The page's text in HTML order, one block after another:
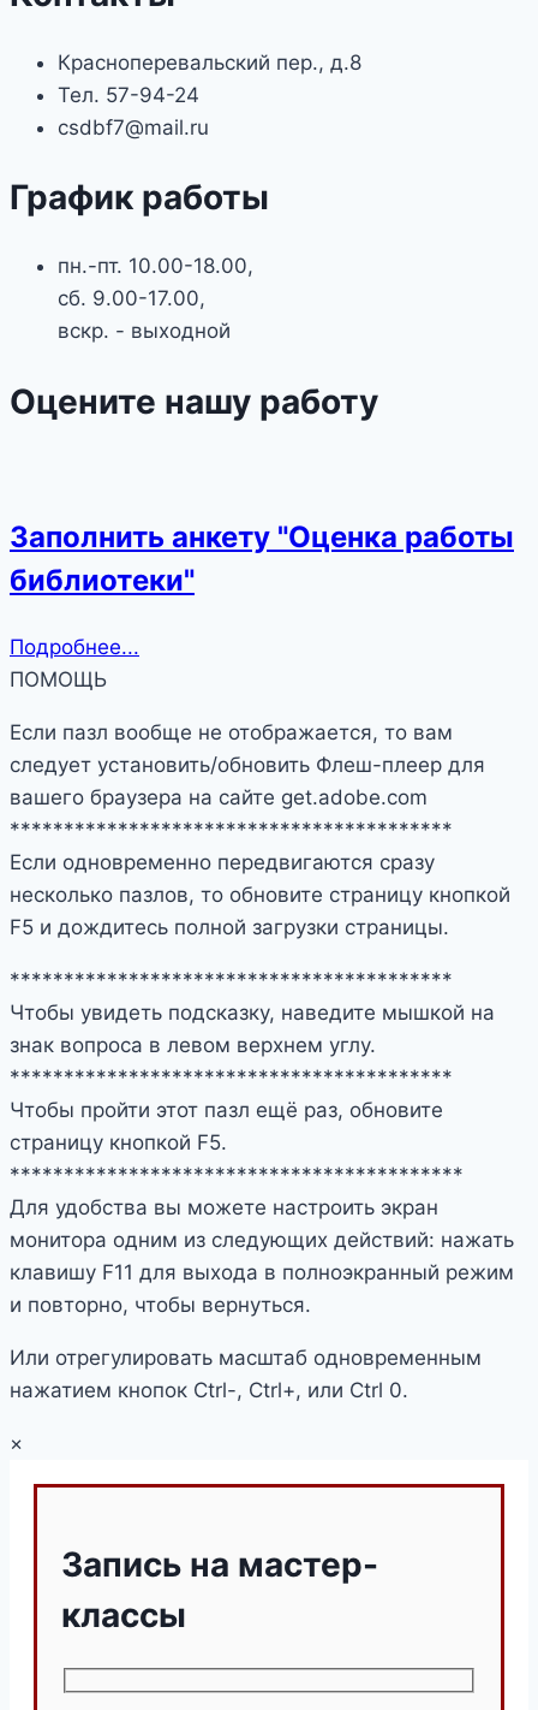
Красноперевальский пер., д.8
Тел. 57-94-24
csdbf7@mail.ru
График работы
пн.-пт. 10.00-18.00,
сб. 9.00-17.00,
вскр. - выходной
Оцените нашу работу
Заполнить анкету "Оценка работы
библиотеки"
Подробнее...
ПОМОЩЬ
Если пазл вообще не отображается, то вам
следует установить/обновить Флеш-плеер для
вашего браузера на сайте get.adobe.com
*****************************************
Если одновременно передвигаются сразу
несколько пазлов, то обновите страницу кнопкой
F5 и дождитесь полной загрузки страницы.
*****************************************
Чтобы увидеть подсказку, наведите мышкой на
знак вопроса в левом верхнем углу.
*****************************************
Чтобы пройти этот пазл ещё раз, обновите
страницу кнопкой F5.
******************************************
Для удобства вы можете настроить экран
монитора одним из следующих действий: нажать
клавишу F11 для выхода в полноэкранный режим
и повторно, чтобы вернуться.
Или отрегулировать масштаб одновременным
нажатием кнопок Ctrl-, Ctrl+, или Ctrl 0.
×
Запись на мастер-
классы